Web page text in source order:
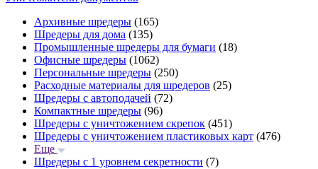
Архивные шредеры (165)
Шредеры для дома (135)
Промышленные шредеры для бумаги (18)
Офисные шредеры (1062)
Персональные шредеры (250)
Расходные материалы для шредеров (25)
Шредеры с автоподачей (72)
Компактные шредеры (96)
Шредеры с уничтожением скрепок (451)
Шредеры с уничтожением пластиковых карт (476)
Еще
Шредеры с 1 уровнем секретности (7)